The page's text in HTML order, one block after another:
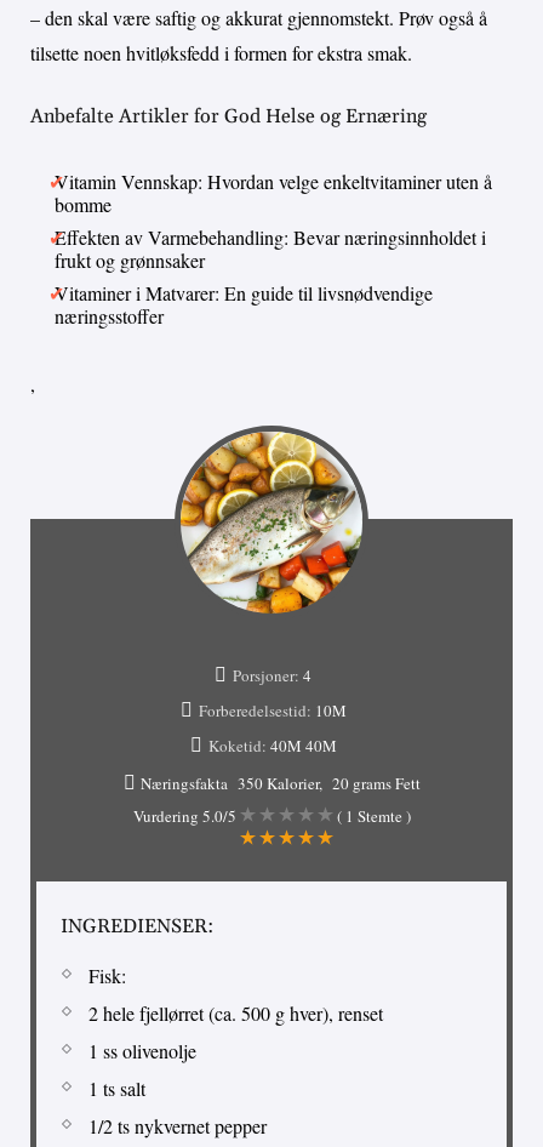
– den skal være saftig og akkurat gjennomstekt. Prøv også å
tilsette noen hvitløksfedd i formen for ekstra smak.
Anbefalte Artikler for God Helse og Ernæring
Vitamin Vennskap: Hvordan velge enkeltvitaminer uten å
bomme
Effekten av Varmebehandling: Bevar næringsinnholdet i
frukt og grønnsaker
Vitaminer i Matvarer: En guide til livsnødvendige
næringsstoffer
,
Porsjoner: 4
Forberedelsestid: 10M
Koketid: 40M 40M
Næringsfakta 350 Kalorier
20 grams Fett
Vurdering 5.0/5 ( 1 Stemte )
INGREDIENSER:
Fisk:
2 hele fjellørret (ca. 500 g hver), renset
1 ss olivenolje
1 ts salt
1/2 ts nykvernet pepper